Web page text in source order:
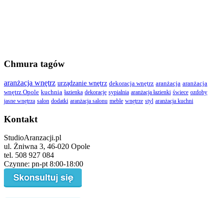
Chmura tagów
aranżacja wnętrz urządzanie wnętrz dekoracja wnętrz aranżacja aranżacja
wnętrz Opole kuchnia łazienka dekoracje sypialnia aranżacja łazienki świece ozdoby
jasne wnętrza salon dodatki aranżacja salonu meble wnętrze styl aranżacja kuchni
Kontakt
StudioAranzacji.pl
ul. Żniwna 3, 46-020 Opole
tel. 508 927 084
Czynne: pn-pt 8:00-18:00